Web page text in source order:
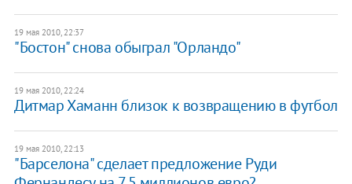
19 мая 2010, 22:37
"Бостон" снова обыграл "Орландо"
19 мая 2010, 22:24
Дитмар Хаманн близок к возвращению в футбол
19 мая 2010, 22:13
"Барселона" сделает предложение Руди